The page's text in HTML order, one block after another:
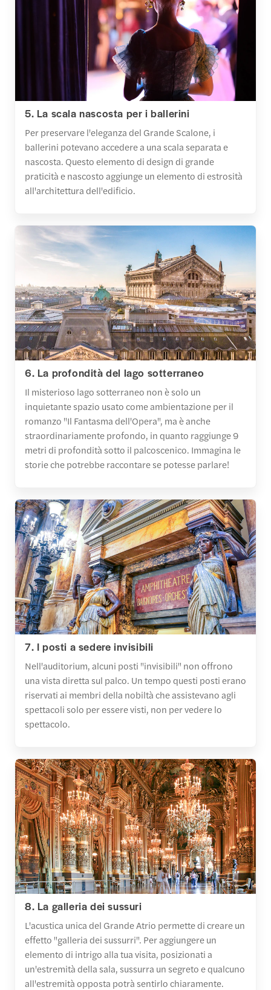
5. La scala nascosta per i ballerini
Per preservare l'eleganza del Grande Scalone, i
ballerini potevano accedere a una scala separata e
nascosta. Questo elemento di design di grande
praticità e nascosto aggiunge un elemento di estrosità
all'architettura dell'edificio.
6. La profondità del lago sotterraneo
Il misterioso lago sotterraneo non è solo un
inquietante spazio usato come ambientazione per il
romanzo "Il Fantasma dell'Opera", ma è anche
straordinariamente profondo, in quanto raggiunge 9
metri di profondità sotto il palcoscenico. Immagina le
storie che potrebbe raccontare se potesse parlare!
7. I posti a sedere invisibili
Nell'auditorium, alcuni posti "invisibili" non offrono
una vista diretta sul palco. Un tempo questi posti erano
riservati ai membri della nobiltà che assistevano agli
spettacoli solo per essere visti, non per vedere lo
spettacolo.
8. La galleria dei sussuri
L'acustica unica del Grande Atrio permette di creare un
effetto "galleria dei sussurri". Per aggiungere un
elemento di intrigo alla tua visita, posizionati a
un'estremità della sala, sussurra un segreto e qualcuno
all'estremità opposta potrà sentirlo chiaramente.